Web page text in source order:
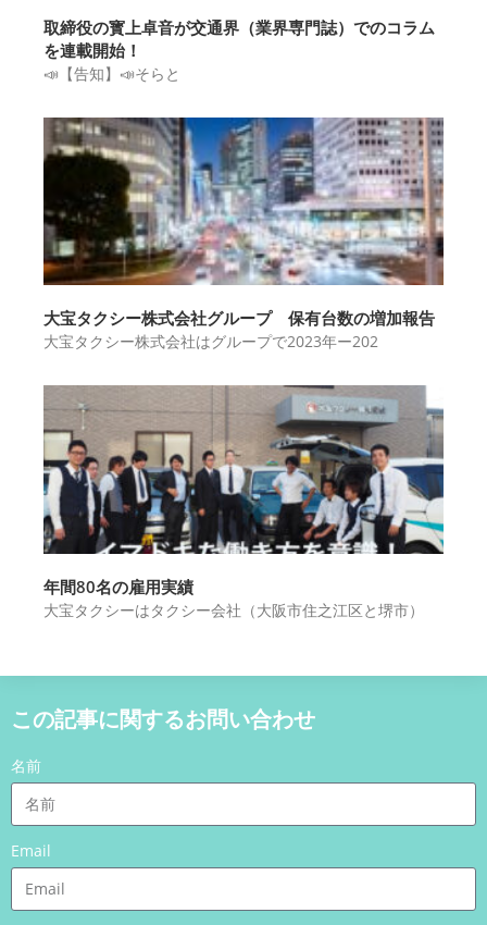
取締役の寳上卓音が交通界（業界専門誌）でのコラム
を連載開始！
📣【告知】📣そらと
大宝タクシー株式会社グループ 保有台数の増加報告
大宝タクシー株式会社はグループで2023年ー202
年間80名の雇用実績
大宝タクシーはタクシー会社（大阪市住之江区と堺市）
この記事に関するお問い合わせ
名前
Email